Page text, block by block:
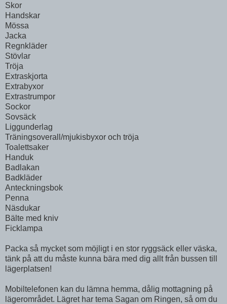
Skor
Handskar
Mössa
Jacka
Regnkläder
Stövlar
Tröja
Extraskjorta
Extrabyxor
Extrastrumpor
Sockor
Sovsäck
Liggunderlag
Träningsoverall/mjukisbyxor och tröja
Toalettsaker
Handuk
Badlakan
Badkläder
Anteckningsbok
Penna
Näsdukar
Bälte med kniv
Ficklampa
Packa så mycket som möjligt i en stor ryggsäck eller väska,
tänk på att du måste kunna bära med dig allt från bussen till
lägerplatsen!
Mobiltelefonen kan du lämna hemma, dålig mottagning på
lägerområdet. Lägret har tema Sagan om Ringen, så om du